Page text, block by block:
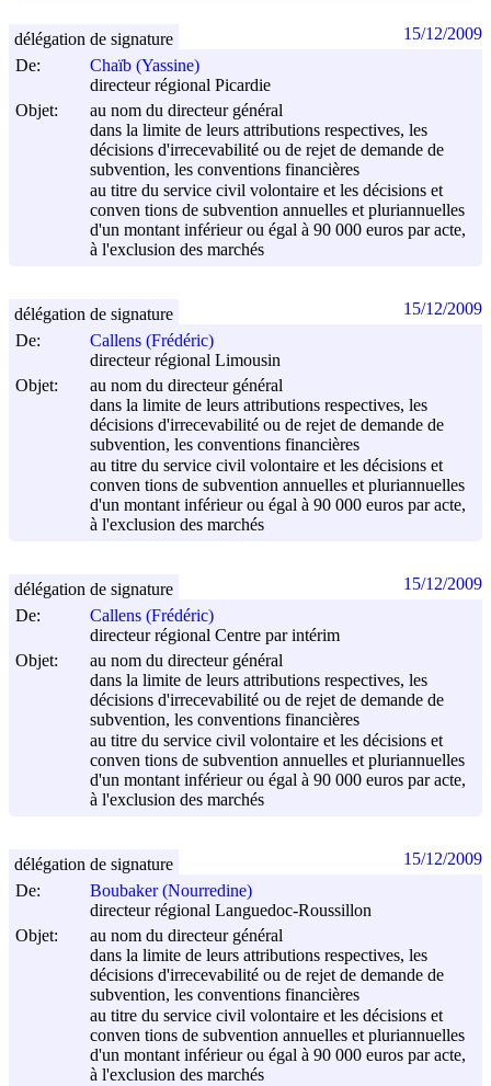
De:
Chaïb (Yassine)
directeur régional Picardie
Objet:
au nom du directeur général
dans la limite de leurs attributions respectives, les
décisions d'irrecevabilité ou de rejet de demande de
subvention, les conventions financières
au titre du service civil volontaire et les décisions et
conven tions de subvention annuelles et pluriannuelles
d'un montant inférieur ou égal à 90 000 euros par acte,
à l'exclusion des marchés
délégation de signature 15/12/2009
De:
Callens (Frédéric)
directeur régional Limousin
Objet:
au nom du directeur général
dans la limite de leurs attributions respectives, les
décisions d'irrecevabilité ou de rejet de demande de
subvention, les conventions financières
au titre du service civil volontaire et les décisions et
conven tions de subvention annuelles et pluriannuelles
d'un montant inférieur ou égal à 90 000 euros par acte,
à l'exclusion des marchés
délégation de signature 15/12/2009
De:
Callens (Frédéric)
directeur régional Centre par intérim
Objet:
au nom du directeur général
dans la limite de leurs attributions respectives, les
décisions d'irrecevabilité ou de rejet de demande de
subvention, les conventions financières
au titre du service civil volontaire et les décisions et
conven tions de subvention annuelles et pluriannuelles
d'un montant inférieur ou égal à 90 000 euros par acte,
à l'exclusion des marchés
délégation de signature 15/12/2009
De:
Boubaker (Nourredine)
directeur régional Languedoc-Roussillon
Objet:
au nom du directeur général
dans la limite de leurs attributions respectives, les
décisions d'irrecevabilité ou de rejet de demande de
subvention, les conventions financières
au titre du service civil volontaire et les décisions et
conven tions de subvention annuelles et pluriannuelles
d'un montant inférieur ou égal à 90 000 euros par acte,
à l'exclusion des marchés
délégation de signature 15/12/2009